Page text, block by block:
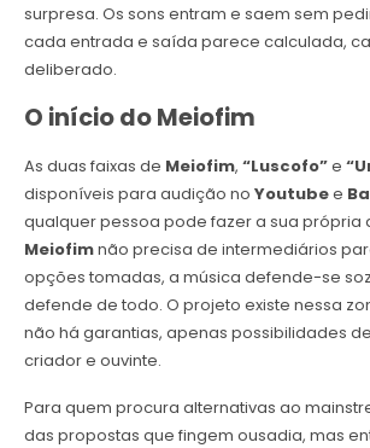
surpresa. Os sons entram e saem sem
cada entrada e saída parece calculada,
deliberado.
O início do Meiofim
As duas faixas de Meiofim, “Luscofo”e
disponíveis para audição no Youtubee
qualquer pessoa pode fazer a sua própria
Meiofimnão precisa de intermediários
opções tomadas, a música defende-se
defende de todo. O projeto existe nessa
não há garantias, apenas possibilidades
criador e ouvinte.
Para quem procura alternativas ao
das propostas que fingem ousadia, mas